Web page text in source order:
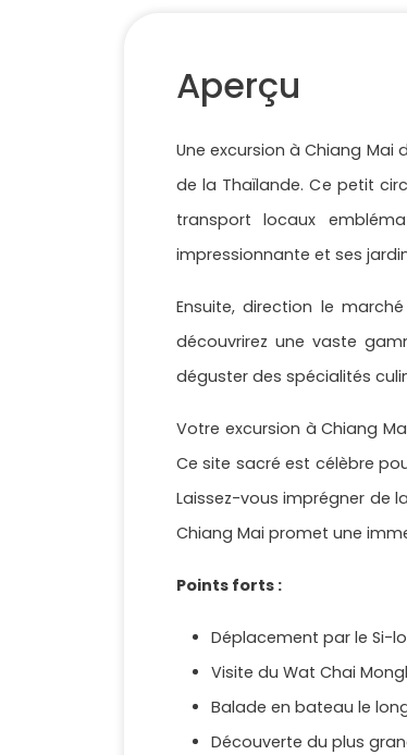
Aperçu
Une excursion à Chiang
de la Thaïlande. Ce petit
transport locaux
impressionnante et ses
Ensuite, direction le
découvrirez une vaste
déguster des spécialités
Votre excursion à Chiang
Ce site sacré est célèbre
Laissez-vous imprégner de
Chiang Mai promet une
Points forts :
Déplacement par le Si-
Visite du Wat Chai
Balade en bateau le
Découverte du plus